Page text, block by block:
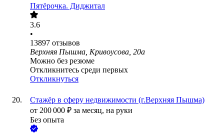
Пятёрочка. Диджитал
3.6
•
13897 отзывов
Верхняя Пышма, Кривоусова, 20а
Можно без резюме
Откликнитесь среди первых
Откликнуться
Стажёр в сферу недвижимости (г.Верхняя Пышма)
от 200 000 ₽ за месяц, на руки
Без опыта